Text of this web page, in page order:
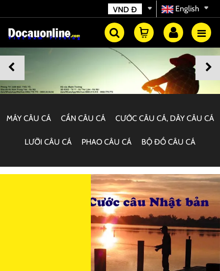
English
VND Đ
MÁY CÂU CÁ CẦN CÂU CÁ CƯỚC CÂU CÁ, DÂY CÂU CÁ
LƯỠI CÂU CÁ PHAO CÂU CÁ BỘ ĐỒ CÂU CÁ